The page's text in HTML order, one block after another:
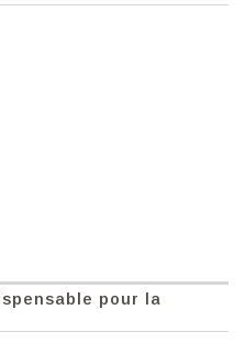
pour la